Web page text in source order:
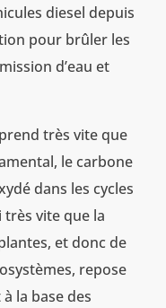
diesel depuis
pour brûler les
d’eau et
très vite que
le carbone
dans les cycles
vite que la
et donc de
repose
la base des